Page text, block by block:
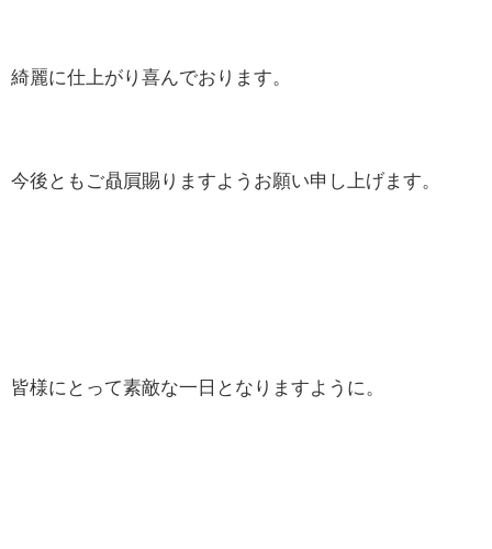
綺麗に仕上がり喜んでおります。
今後ともご贔屓賜りますようお願い申し上げます。
皆様にとって素敵な一日となりますように。